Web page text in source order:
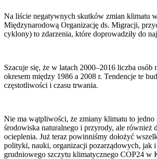
Na liście negatywnych skutków zmian klimatu
Międzynarodową Organizację ds. Migracji,
cyklony) to zdarzenia, które doprowadziły do
Szacuje się, że w latach 2000–2016 liczba osób
okresem między 1986 a 2008 r. Tendencje te
częstotliwości i czasu trwania.
Nie ma wątpliwości, że zmiany klimatu to jedno
środowiska naturalnego i przyrody, ale również
ocieplenia. Już teraz powinniśmy dołożyć
polityki, nauki, organizacji pozarządowych, jak i
grudniowego szczytu klimatycznego COP24 w